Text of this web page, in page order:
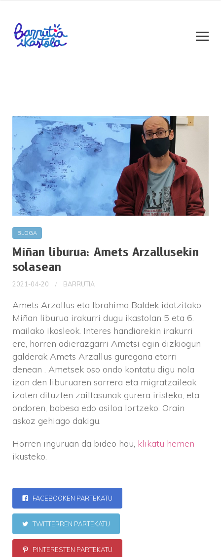
BLOGA
Miñan liburua: Amets Arzallusekin
solasean
2021-04-20 BARRUTIA
Amets Arzallus eta Ibrahima Baldek idatzitako
Miñan liburua irakurri dugu ikastolan 5 eta 6.
mailako ikasleok. Interes handiarekin irakurri
ere, horren adierazgarri Ametsi egin dizkiogun
galderak Amets Arzallus guregana etorri
denean . Ametsek oso ondo kontatu digu nola
izan den liburuaren sorrera eta migratzaileak
izaten dituzten zailtasunak gurera iristeko, eta
ondoren, babesa edo asiloa lortzeko. Orain
askoz gehiago dakigu.
Horren inguruan da bideo hau, klikatu hemen
ikusteko.
FACEBOOKEN PARTEKATU
TWITTERREN PARTEKATU
PINTERESTEN PARTEKATU